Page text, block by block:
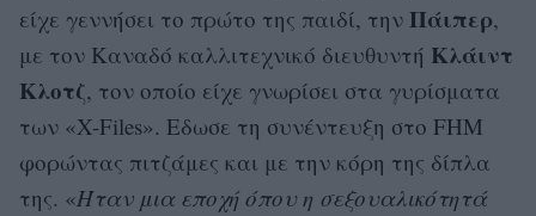
είχε γεννήσει το πρώτο της παιδί, την Πάιπερ,
με τον Καναδό καλλιτεχνικό διευθυντή Κλάιντ
Κλοτζ, τον οποίο είχε γνωρίσει στα γυρίσματα
των «X-Files». Εδωσε τη συνέντευξη στο FHM
φορώντας πιτζάμες και με την κόρη της δίπλα
της. «Ήταν μια εποχή όπου η σεξουαλικότητά